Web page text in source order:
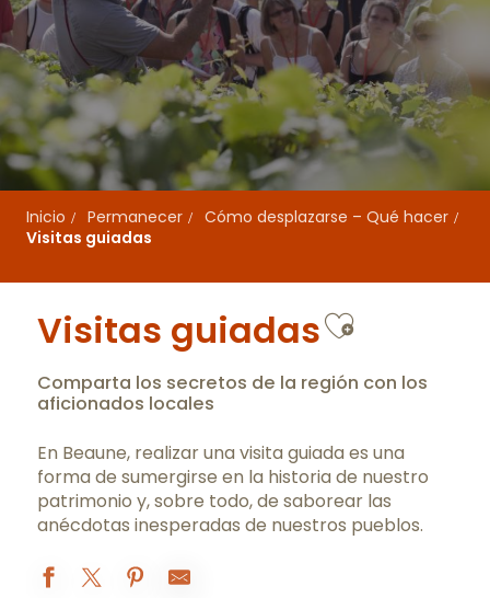
Inicio Permanecer
Cómo desplazarse – Qué hacer
Visitas guiadas
Visitas guiadasAjouter
Comparta los secretos de la región con los
aficionados locales
En Beaune, realizar una visita guiada es una
forma de sumergirse en la historia de nuestro
patrimonio y, sobre todo, de saborear las
anécdotas inesperadas de nuestros pueblos.